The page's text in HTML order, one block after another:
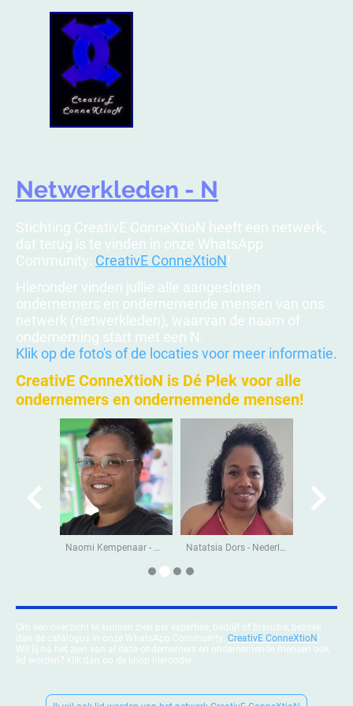
Netwerkleden - N
Stichting CreativE ConneXtioN heeft een netwerk,
dat terug is te vinden in onze WhatsApp
Community: CreativE ConneXtioN!
Hieronder vinden jullie alle aangesloten
ondernemers en ondernemende mensen van ons
netwerk (netwerkleden), waarvan de naam of
onderneming start met een N.
Klik op de foto's of de locaties voor meer informatie.
CreativE ConneXtioN is Dé Plek voor alle
ondernemers en ondernemende mensen!
Naomi Kempenaar - Nederland Natatsia Dors - Nederland
Om een overzicht te kunnen zien per expertise, bedrijf of branche, bezoek
dan de catalogus in onze WhatsApp Community: CreativE ConneXtioN!
Wil jij na het zien van al deze ondernemers en ondernemende mensen ook
lid worden? klik dan op de knop hieronder.